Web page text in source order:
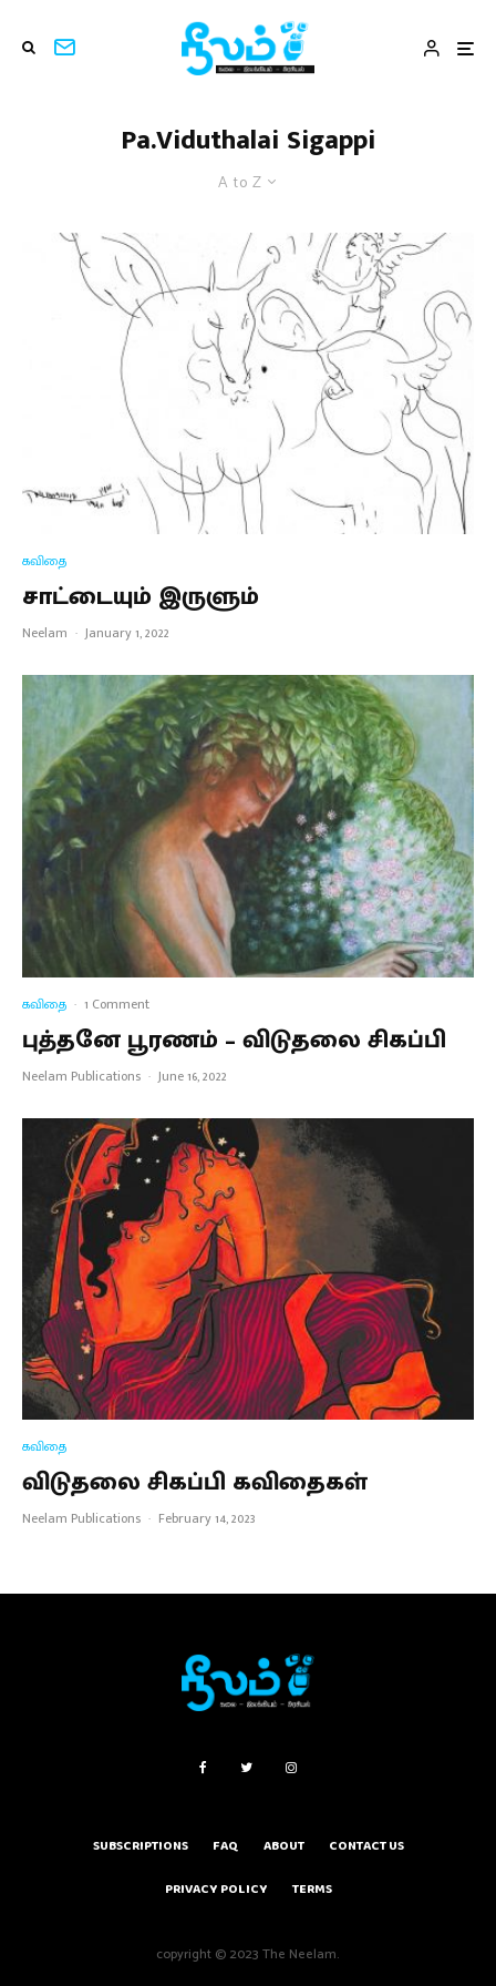
Pa.Viduthalai Sigappi
A to Z
கவிதை
சாட்டையும் இருளும்
Neelam · January 1, 2022
கவிதை · 1 Comment
புத்தனே பூரணம் – விடுதலை சிகப்பி
Neelam Publications · June 16, 2022
கவிதை
விடுதலை சிகப்பி கவிதைகள்
Neelam Publications · February 14, 2023
SUBSCRIPTIONS FAQ ABOUT CONTACT US
PRIVACY POLICY TERMS
copyright © 2023 The Neelam.